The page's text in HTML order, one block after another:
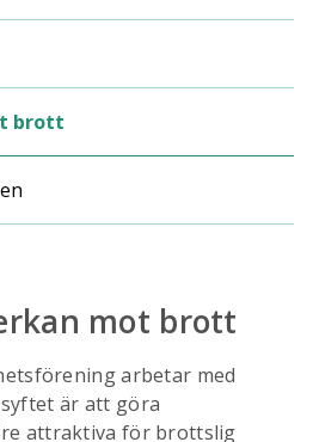
brott
mot brott
arbetar med
är att göra
attraktiva för brottslig